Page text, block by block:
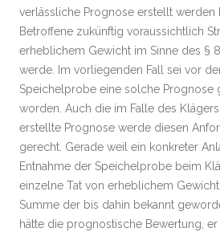
verlässliche Prognose erstellt werden
Betroffene zukünftig voraussichtlich
erheblichem Gewicht im Sinne des §
werde. Im vorliegenden Fall sei vor
Speichelprobe eine solche Prognose
worden. Auch die im Falle des
erstellte Prognose werde diesen
gerecht. Gerade weil ein konkreter
Entnahme der Speichelprobe beim
einzelne Tat von erheblichem
Summe der bis dahin bekannt
hätte die prognostische Bewertung,